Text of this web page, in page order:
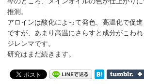
推測。
アロインは酸化によって発色、高温化で促
ですが、あまり高温にさらすと成分がこわれ
ジレンマです。
研究はまだ続きます。